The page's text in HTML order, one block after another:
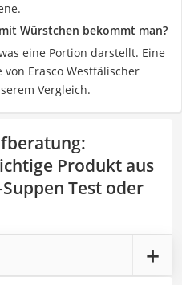
Würstchen bekommt man?
eine Portion darstellt. Eine
Erasco Westfälischer
Vergleich.
:
Produkt aus
Test oder